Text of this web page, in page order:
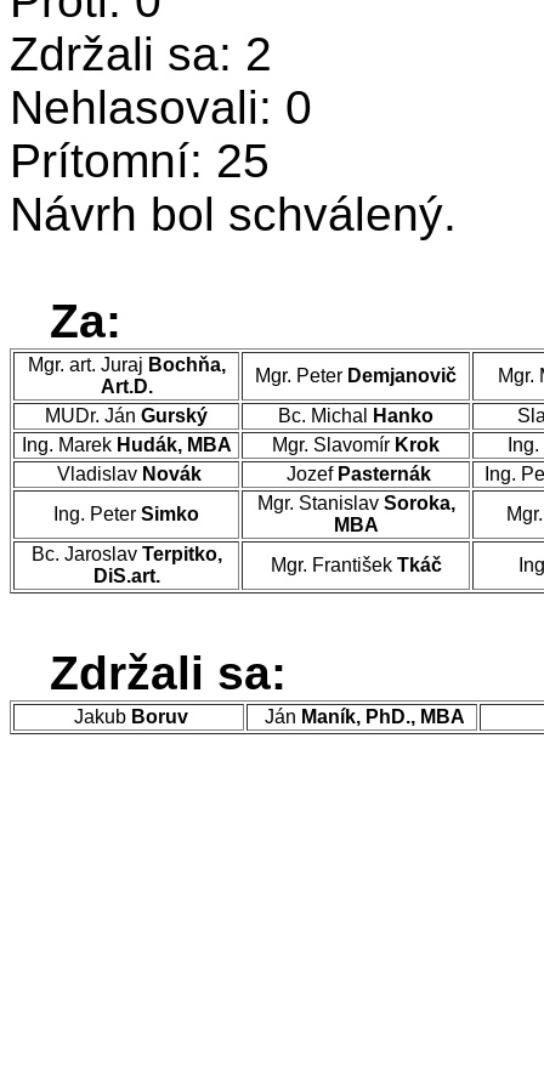
Zdržali sa: 2
Nehlasovali: 0
Prítomní: 25
Návrh bol schválený.
Za:
Mgr. art. Juraj Bochňa,
Art.D.
Mgr. Peter Demjanovič
Mgr.
MUDr. Ján Gurský Bc. Michal Hanko
Ing. Marek Hudák, MBA Mgr. Slavomír Krok
Vladislav Novák Jozef Pasternák
Ing.
Ing. Peter Simko
Mgr. Stanislav Soroka,
MBA
Bc. Jaroslav Terpitko,
DiS.art.
Mgr. František Tkáč
Zdržali sa:
Jakub Boruv Ján Maník, PhD., MBA